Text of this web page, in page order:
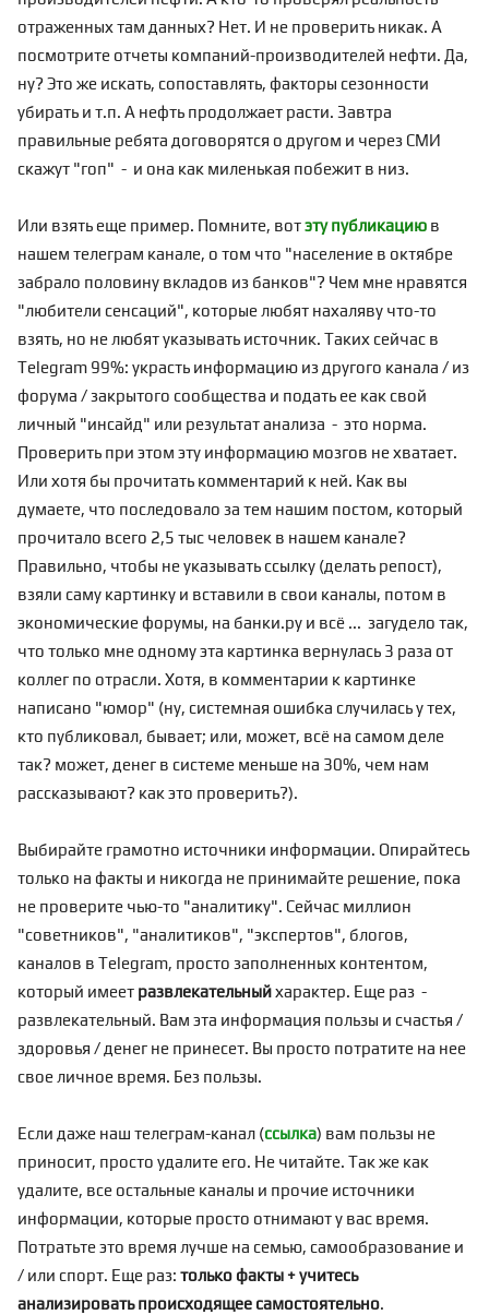
отраженных там данных? Нет. И не проверить никак. А
посмотрите отчеты компаний-производителей нефти. Да,
ну? Это же искать, сопоставлять, факторы сезонности
убирать и т.п. А нефть продолжает расти. Завтра
правильные ребята договорятся о другом и через СМИ
скажут "гоп" - и она как миленькая побежит в низ.
Или взять еще пример. Помните, вотэту публикацию в
нашем телеграм канале, о том что "население в октябре
забрало половину вкладов из банков"? Чем мне нравятся
"любители сенсаций", которые любят нахаляву что-то
взять, но не любят указывать источник. Таких сейчас в
Telegram 99%: украсть информацию из другого канала / из
форума / закрытого сообщества и подать ее как свой
личный "инсайд" или результат анализа - это норма.
Проверить при этом эту информацию мозгов не хватает.
Или хотя бы прочитать комментарий к ней. Как вы
думаете, что последовало за тем нашим постом, который
прочитало всего 2,5 тыс человек в нашем канале?
Правильно, чтобы не указывать ссылку (делать репост),
взяли саму картинку и вставили в свои каналы, потом в
экономические форумы, на банки.ру и всё ... загудело так,
что только мне одному эта картинка вернулась 3 раза от
коллег по отрасли. Хотя, в комментарии к картинке
написано "юмор" (ну, системная ошибка случилась у тех,
кто публиковал, бывает; или, может, всё на самом деле
так? может, денег в системе меньше на 30%, чем нам
рассказывают? как это проверить?).
Выбирайте грамотно источники информации. Опирайтесь
только на факты и никогда не принимайте решение, пока
не проверите чью-то "аналитику". Сейчас миллион
"советников", "аналитиков", "экспертов", блогов,
каналов в Telegram, просто заполненных контентом,
который имеет развлекательныйхарактер. Еще раз -
развлекательный. Вам эта информация пользы и счастья /
здоровья / денег не принесет. Вы просто потратите на нее
свое личное время. Без пользы.
Если даже наш телеграм-канал (ссылка) вам пользы не
приносит, просто удалите его. Не читайте. Так же как
удалите, все остальные каналы и прочие источники
информации, которые просто отнимают у вас время.
Потратьте это время лучше на семью, самообразование и
/ или спорт. Еще раз: только факты + учитесь
анализировать происходящее самостоятельно.